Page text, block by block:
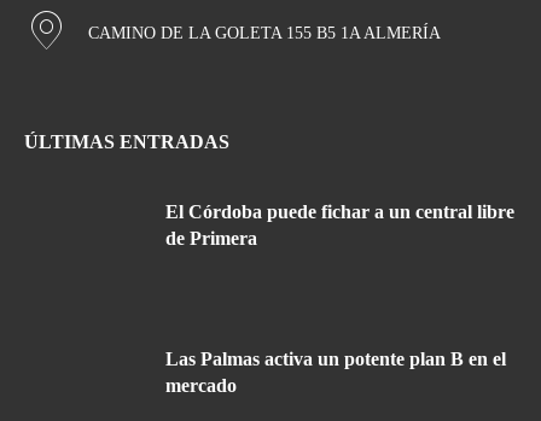
CAMINO DE LA GOLETA 155 B5 1A ALMERÍA
ÚLTIMAS ENTRADAS
El Córdoba puede fichar a un central libre
de Primera
Las Palmas activa un potente plan B en el
mercado